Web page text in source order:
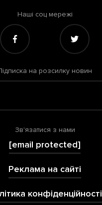
Наші соц мережі
на розсилку новин
Зв'язатися з нами
[email protected]
Реклама на сайті
конфіденційності